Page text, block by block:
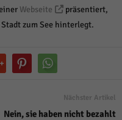
Webseite
präsentiert,
Stadt zum See hinterlegt.
Nächster Artikel
Nein, sie haben nicht bezahlt